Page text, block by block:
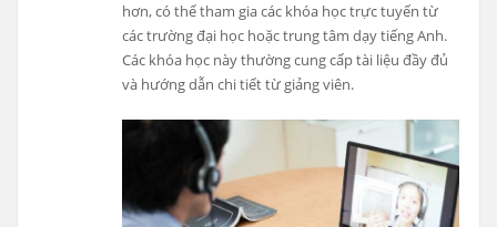
hơn, có thể tham gia các khóa học trực tuyến từ
các trường đại học hoặc trung tâm dạy tiếng Anh.
Các khóa học này thường cung cấp tài liệu đầy đủ
và hướng dẫn chi tiết từ giảng viên.